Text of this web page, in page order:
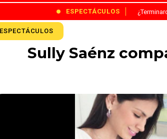
ESPECTÁCULOS
ESPECTÁCULOS
Sully Saénz